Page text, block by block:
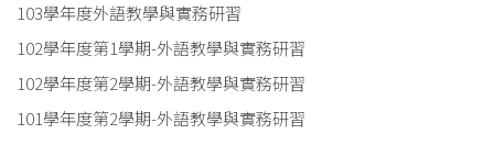
103學年度外語教學與實務研習
102學年度第1學期-外語教學與實務研習
102學年度第2學期-外語教學與實務研習
101學年度第2學期-外語教學與實務研習